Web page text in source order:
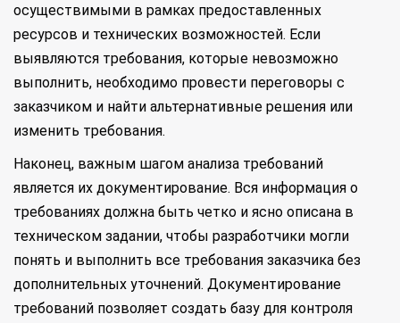
осуществимыми в рамках предоставленных
ресурсов и технических возможностей. Если
выявляются требования, которые невозможно
выполнить, необходимо провести переговоры с
заказчиком и найти альтернативные решения или
изменить требования.
Наконец, важным шагом анализа требований
является их документирование. Вся информация о
требованиях должна быть четко и ясно описана в
техническом задании, чтобы разработчики могли
понять и выполнить все требования заказчика без
дополнительных уточнений. Документирование
требований позволяет создать базу для контроля